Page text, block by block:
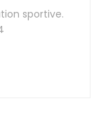
sportive.